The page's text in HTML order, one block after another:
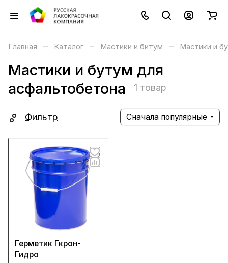
Главная – Каталог – Мастики и битум – Мастики и
Мастики и бутум для
асфальтобетона
1 товар
Фильтр Сначала популярные
Герметик Гкрон-
Гидро